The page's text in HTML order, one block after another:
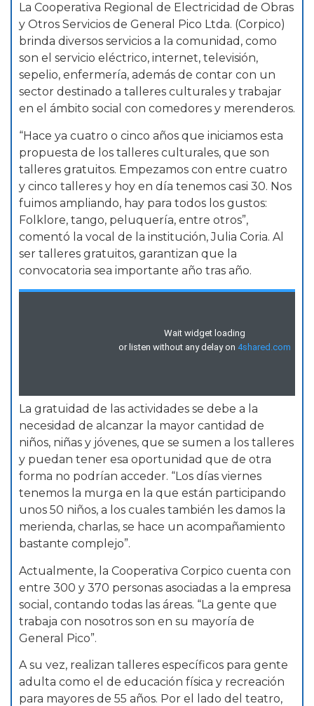
La Cooperativa Regional de Electricidad de Obras
y Otros Servicios de General Pico Ltda. (Corpico)
brinda diversos servicios a la comunidad, como
son el servicio eléctrico, internet, televisión,
sepelio, enfermería, además de contar con un
sector destinado a talleres culturales y trabajar
en el ámbito social con comedores y merenderos.
“Hace ya cuatro o cinco años que iniciamos esta
propuesta de los talleres culturales, que son
talleres gratuitos. Empezamos con entre cuatro
y cinco talleres y hoy en día tenemos casi 30. Nos
fuimos ampliando, hay para todos los gustos:
Folklore, tango, peluquería, entre otros”,
comentó la vocal de la institución, Julia Coria. Al
ser talleres gratuitos, garantizan que la
convocatoria sea importante año tras año.
La gratuidad de las actividades se debe a la
necesidad de alcanzar la mayor cantidad de
niños, niñas y jóvenes, que se sumen a los talleres
y puedan tener esa oportunidad que de otra
forma no podrían acceder. “Los días viernes
tenemos la murga en la que están participando
unos 50 niños, a los cuales también les damos la
merienda, charlas, se hace un acompañamiento
bastante complejo”.
Actualmente, la Cooperativa Corpico cuenta con
entre 300 y 370 personas asociadas a la empresa
social, contando todas las áreas. “La gente que
trabaja con nosotros son en su mayoría de
General Pico”.
A su vez, realizan talleres específicos para gente
adulta como el de educación física y recreación
para mayores de 55 años. Por el lado del teatro,